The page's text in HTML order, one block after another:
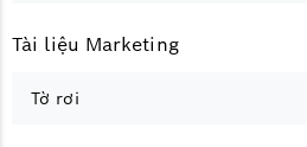
Tài liệu Marketing
Tờ rơi